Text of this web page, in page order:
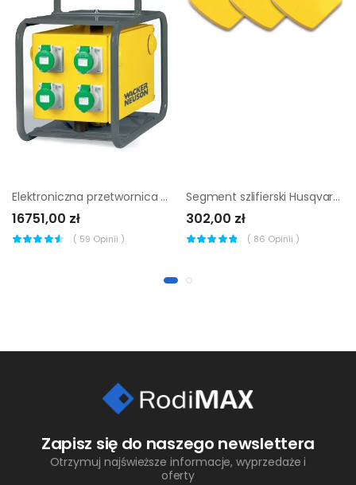
Elektroniczna przetwornica wacker neuson fue-m/s 75a (4 x 32 A)
16751,00 zł
( 59 Opinii )
Segment szlifierski Husqvarna Elite-Grind G1426S (3 szt)
302,00 zł
( 86 Opinii )
Zapisz się do naszego newslettera
Otrzymuj najświeższe informacje, wyprzedaże i
oferty